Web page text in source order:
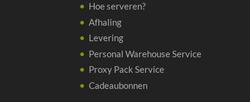
Hoe serveren?
Afhaling
Levering
Personal Warehouse Service
Proxy Pack Service
Cadeaubonnen